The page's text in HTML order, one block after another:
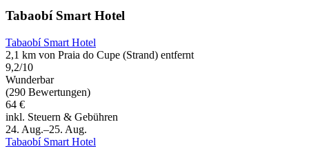
Tabaobí Smart Hotel
Tabaobí Smart Hotel
2,1 km von Praia do Cupe (Strand) entfernt
9,2/10
Wunderbar
(290 Bewertungen)
64 €
inkl. Steuern & Gebühren
24. Aug.–25. Aug.
Tabaobí Smart Hotel